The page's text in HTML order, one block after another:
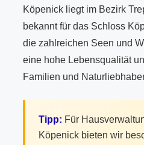
Köpenick liegt im Bezirk
bekannt für das Schloss
die zahlreichen Seen und
eine hohe Lebensqualität
Familien und
Tipp: Für
Köpenick bieten wir